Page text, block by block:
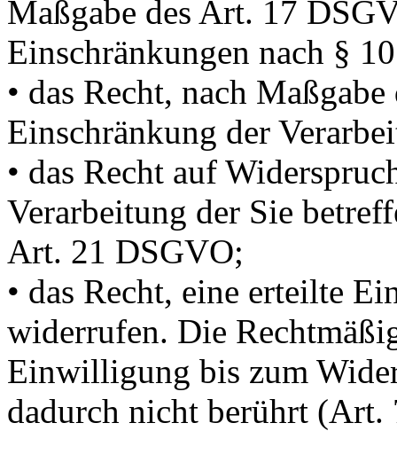
Maßgabe des Art. 17
Einschränkungen nach §
• das Recht, nach
Einschränkung der
• das Recht auf
Verarbeitung der Sie
Art. 21 DSGVO;
• das Recht, eine erteilte
widerrufen. Die
Einwilligung bis zum
dadurch nicht berührt